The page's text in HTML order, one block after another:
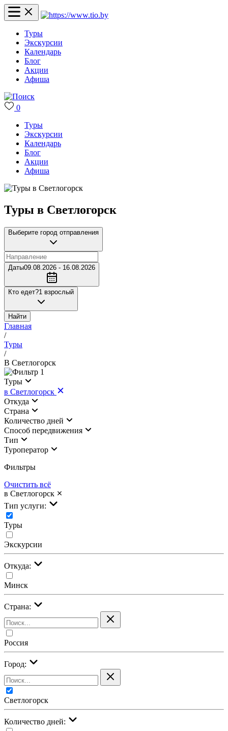
Туры
Экскурсии
Календарь
Блог
Акции
Афиша
0
Туры
Экскурсии
Календарь
Блог
Акции
Афиша
Туры в Светлогорск
Выберите город отправления
Даты09.08.2026 - 16.08.2026
Кто едет?1 взрослый
Найти
Главная
/
Туры
/
В Светлогорск
1
Туры
в Светлогорск
Откуда
Страна
Количество дней
Cпособ передвижения
Тип
Туроператор
Фильтры
Очистить всё
в Светлогорск
Тип услуги:
Туры
Экскурсии
Откуда:
Минск
Страна:
Россия
Город:
Светлогорск
Количество дней: